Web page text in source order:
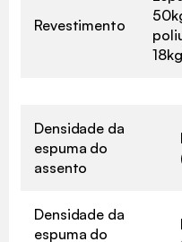
Revestimento
Densidade da
espuma do
assento
Densidade da
espuma do